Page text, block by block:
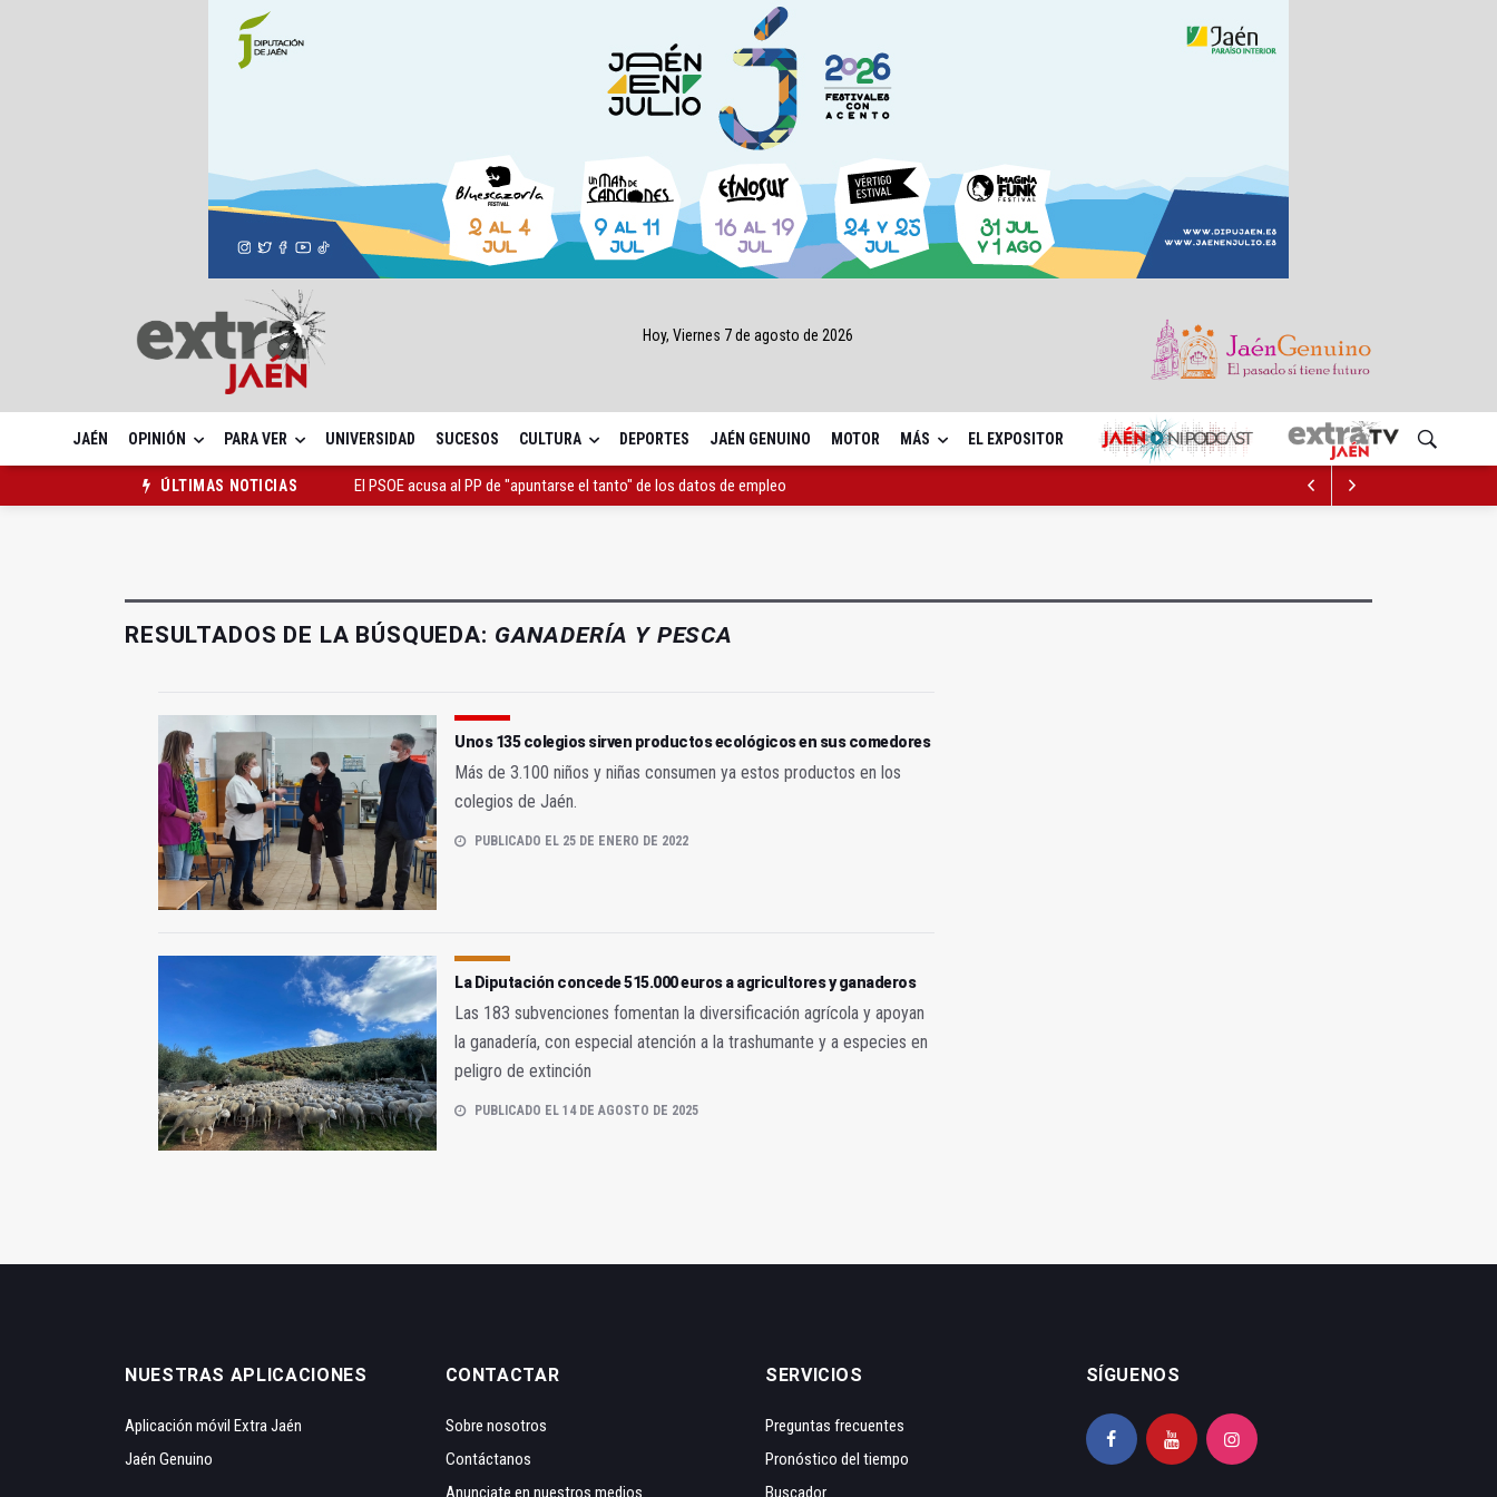
Hoy, Viernes 7 de agosto de 2026
JAÉN OPINIÓN PARA VER UNIVERSIDAD SUCESOS CULTURA DEPORTES JAÉN GENUINO MOTOR MÁS EL EXPOSITOR
ÚLTIMAS NOTICIAS
El PSOE acusa al PP de "apuntarse el tanto" de los datos de empleo
RESULTADOS DE LA BÚSQUEDA: GANADERÍA Y PESCA
Unos 135 colegios sirven productos ecológicos en sus comedores
Más de 3.100 niños y niñas consumen ya estos productos en los
colegios de Jaén.
PUBLICADO EL 25 DE ENERO DE 2022
La Diputación concede 515.000 euros a agricultores y ganaderos
Las 183 subvenciones fomentan la diversificación agrícola y apoyan
la ganadería, con especial atención a la trashumante y a especies en
peligro de extinción
PUBLICADO EL 14 DE AGOSTO DE 2025
NUESTRAS APLICACIONES
Aplicación móvil Extra Jaén
Jaén Genuino
CONTACTAR
Sobre nosotros
Contáctanos
SERVICIOS
Preguntas frecuentes
Pronóstico del tiempo
SÍGUENOS